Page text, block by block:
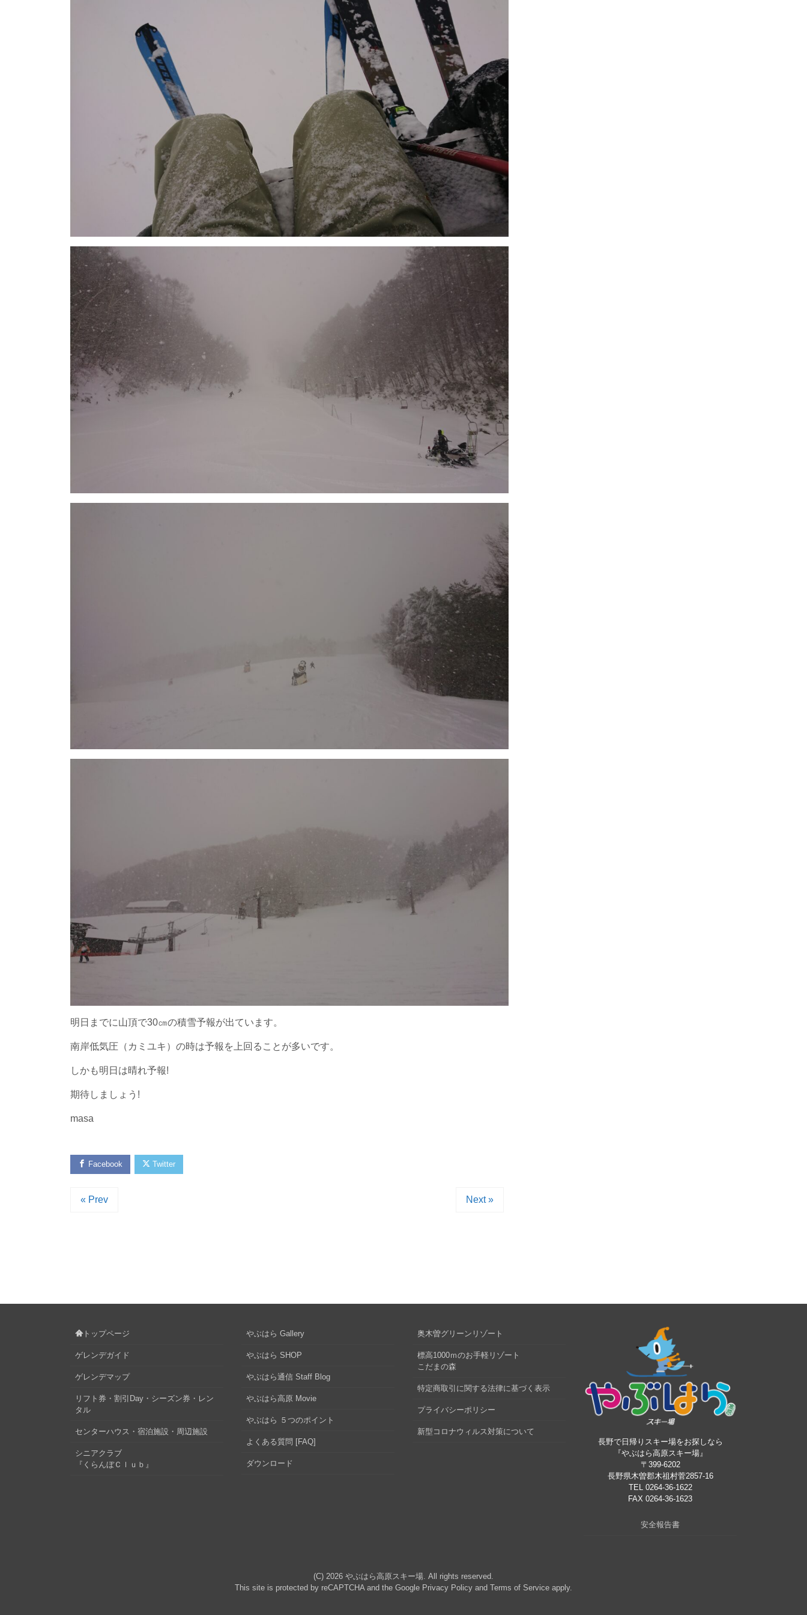
明日までに山頂で30㎝の積雪予報が出ています。
南岸低気圧（カミユキ）の時は予報を上回ることが多いです。
しかも明日は晴れ予報!
期待しましょう!
masa
Facebook Twitter
« Prev Next »
トップページ
ゲレンデガイド
ゲレンデマップ
リフト券・割引Day・シーズン券・レン
タル
センターハウス・宿泊施設・周辺施設
シニアクラブ
『くらんぼＣｌｕｂ』
やぶはら Gallery
やぶはら SHOP
やぶはら通信 Staff Blog
やぶはら高原 Movie
やぶはら ５つのポイント
よくある質問 [FAQ]
ダウンロード
奥木曽グリーンリゾート
標高1000ｍのお手軽リゾート
こだまの森
特定商取引に関する法律に基づく表示
プライバシーポリシー
新型コロナウィルス対策について
長野で日帰りスキー場をお探しなら
『やぶはら高原スキー場』
〒399-6202
長野県木曽郡木祖村菅2857-16
TEL 0264-36-1622
FAX 0264-36-1623
安全報告書
(C) 2026 やぶはら高原スキー場 . All rights reserved.
This site is protected by reCAPTCHA and the Google Privacy Policy and Terms of Service apply.